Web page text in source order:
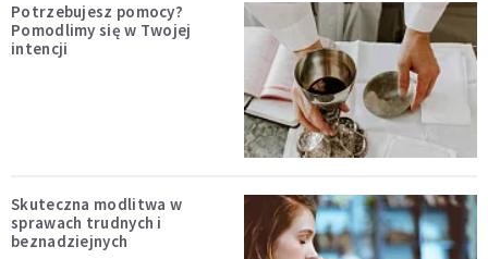
Potrzebujesz pomocy?
Pomodlimy się w Twojej
intencji
Skuteczna modlitwa w
sprawach trudnych i
beznadziejnych